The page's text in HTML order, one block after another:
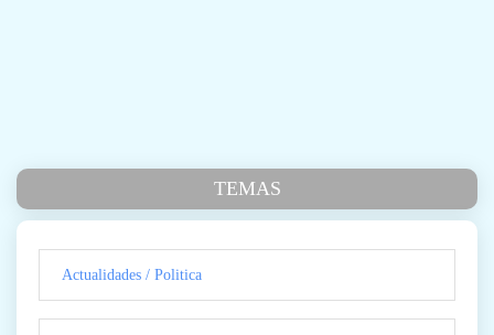
TEMAS
Actualidades / Politica